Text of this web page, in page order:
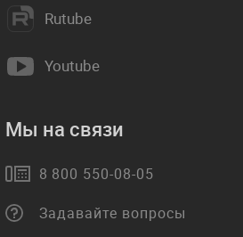
Rutube
Youtube
Мы на связи
8 800 550-08-05
Задавайте вопросы